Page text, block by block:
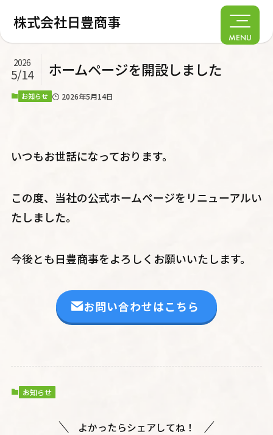
株式会社日豊商事
MENU
ホームページを開設しました
2026
5/14
お知らせ 2026年5月14日
いつもお世話になっております。
この度、当社の公式ホームページをリニューアルい
たしました。
今後とも日豊商事をよろしくお願いいたします。
お問い合わせはこちら
お知らせ
よかったらシェアしてね！